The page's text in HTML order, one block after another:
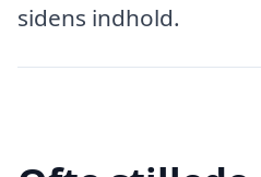
sidens indhold.